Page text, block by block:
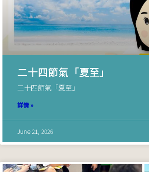
二十四節氣「夏至」
二十四節氣「夏至」
詳情 »
June 21, 2026